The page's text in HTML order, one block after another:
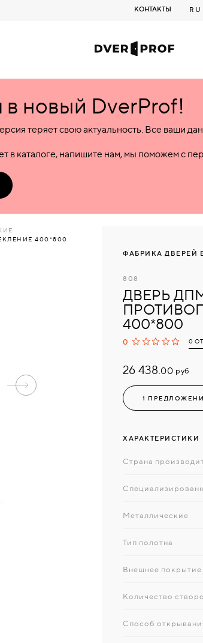
КОНТАКТЫ RU
новый DverProf!
теряет свою актуальность. Все ваши
в каталоге, напишите нам, мы поможем с
400*800
ФАБРИКА ДВЕРЕЙ
808
ДВЕРЬ
400*800
0 0
26 438.00руб
1
ХАРАКТЕРИСТИКИ
Страна
Металлические
Тип полотна
Внешнее покрытие
Количество
Способ